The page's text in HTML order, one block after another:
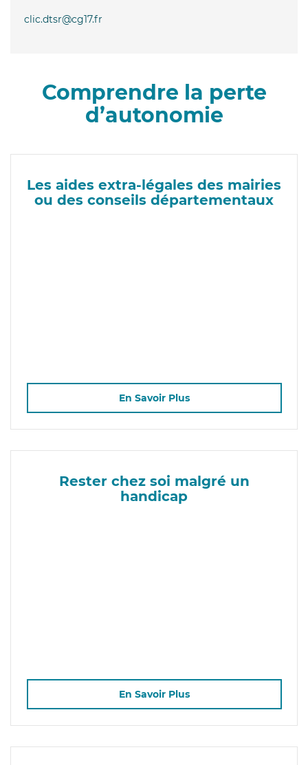
clic.dtsr@cg17.fr
Comprendre la perte
d’autonomie
Les aides extra-légales des mairies
ou des conseils départementaux
En Savoir Plus
Rester chez soi malgré un
handicap
En Savoir Plus